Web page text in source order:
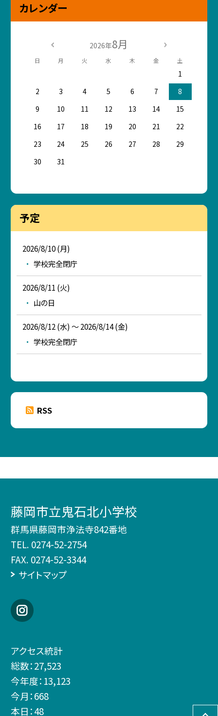
カレンダー
2026年8月
日 月 火 水 木 金 土
1
2
3 4 5 6 7
8
9
10 11 12 13 14
15
16
17 18 19 20 21
22
23
24 25 26 27 28
29
30
31
予定
2026/8/10 (月)
学校完全閉庁
2026/8/11 (火)
山の日
2026/8/12 (水) ～ 2026/8/14 (金)
学校完全閉庁
RSS
藤岡市立鬼石北小学校
群馬県藤岡市浄法寺842番地
TEL. 0274-52-2754
FAX. 0274-52-3344
サイトマップ
アクセス統計
総数：27,523
今年度： 13,123
今月：668
本日：48